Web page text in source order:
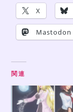
X
Mastodon
関連